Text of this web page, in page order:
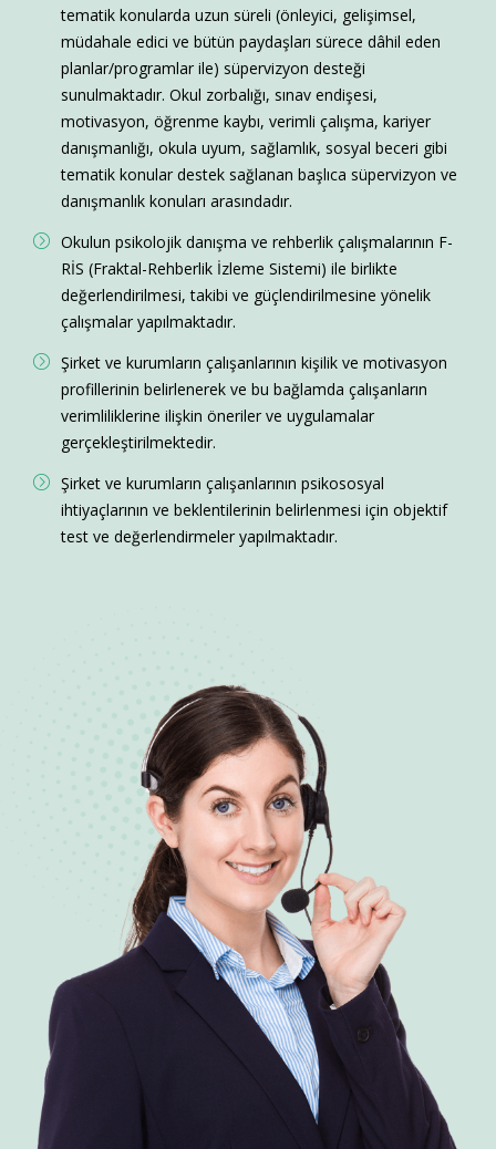
tematik konularda uzun süreli (önleyici, gelişimsel,
müdahale edici ve bütün paydaşları sürece dâhil eden
planlar/programlar ile) süpervizyon desteği
sunulmaktadır. Okul zorbalığı, sınav endişesi,
motivasyon, öğrenme kaybı, verimli çalışma, kariyer
danışmanlığı, okula uyum, sağlamlık, sosyal beceri gibi
tematik konular destek sağlanan başlıca süpervizyon ve
danışmanlık konuları arasındadır.
Okulun psikolojik danışma ve rehberlik çalışmalarının F-
RİS (Fraktal-Rehberlik İzleme Sistemi) ile birlikte
değerlendirilmesi, takibi ve güçlendirilmesine yönelik
çalışmalar yapılmaktadır.
Şirket ve kurumların çalışanlarının kişilik ve motivasyon
profillerinin belirlenerek ve bu bağlamda çalışanların
verimliliklerine ilişkin öneriler ve uygulamalar
gerçekleştirilmektedir.
Şirket ve kurumların çalışanlarının psikososyal
ihtiyaçlarının ve beklentilerinin belirlenmesi için objektif
test ve değerlendirmeler yapılmaktadır.